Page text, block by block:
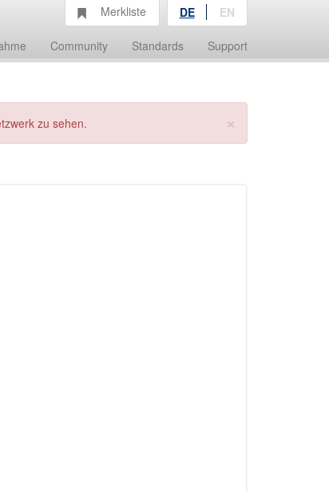
Community Standards Support
Merkliste DE EN
×
zu sehen.